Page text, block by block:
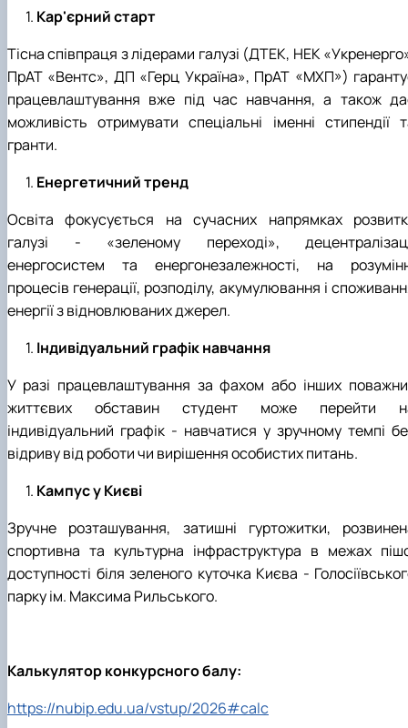
Кар'єрний старт
Тісна співпраця з лідерами галузі (ДТЕК, НЕК
ПрАТ «Вентс», ДП «Герц Україна», ПрАТ «МХП»)
працевлаштування вже під час навчання, а також
можливість отримувати спеціальні іменні стипендії
гранти.
Енергетичний тренд
Освіта фокусується на сучасних напрямках
галузі - «зеленому переході»,
енергосистем та енергонезалежності, на
процесів генерації, розподілу, акумулювання і
енергії з відновлюваних джерел.
Індивідуальний графік навчання
У разі працевлаштування за фахом або інших
життєвих обставин студент може перейти
індивідуальний графік - навчатися у зручному темпі
відриву від роботи чи вирішення особистих питань.
Кампус у Києві
Зручне розташування, затишні гуртожитки,
спортивна та культурна інфраструктура в межах
доступності біля зеленого куточка Києва -
парку ім. Максима Рильського.
Калькулятор конкурсного балу:
https://nubip.edu.ua/vstup/2026#calc